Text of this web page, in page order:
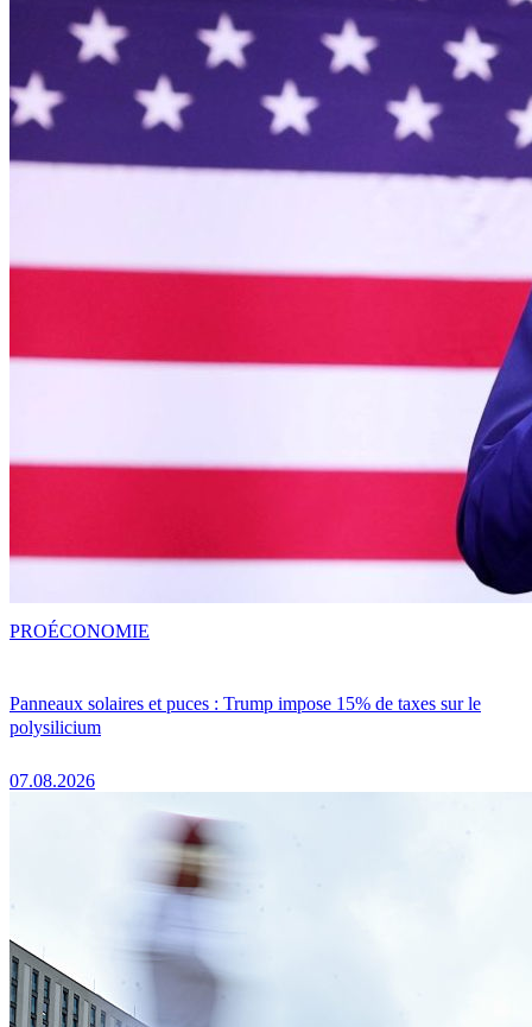
Panneaux solaires et puces : Trump impose 15% de taxes sur le
polysilicium
07.08.2026
PROÉCONOMIE